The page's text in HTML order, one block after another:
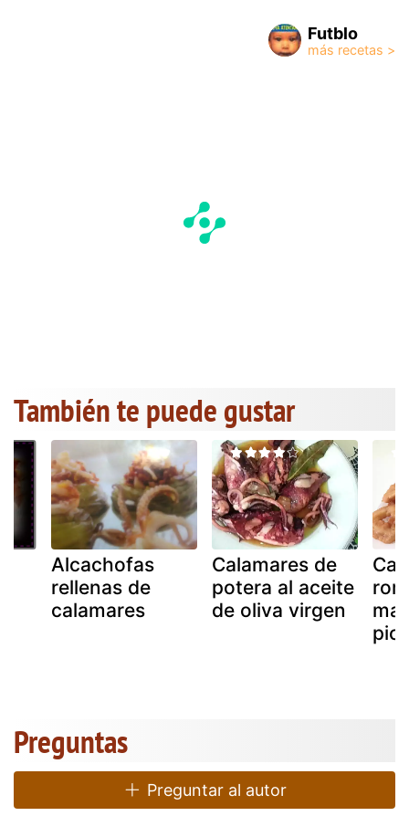
Futblo
También te puede gustar
Alcachofas
rellenas de
calamares
Calamares de
potera al aceite
de oliva virgen
Preguntas
Preguntar al autor